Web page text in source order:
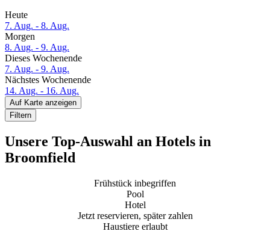
Heute
7. Aug. - 8. Aug.
Morgen
8. Aug. - 9. Aug.
Dieses Wochenende
7. Aug. - 9. Aug.
Nächstes Wochenende
14. Aug. - 16. Aug.
Auf Karte anzeigen
Filtern
Unsere Top-Auswahl an Hotels in
Broomfield
Frühstück inbegriffen
Pool
Hotel
Jetzt reservieren, später zahlen
Haustiere erlaubt